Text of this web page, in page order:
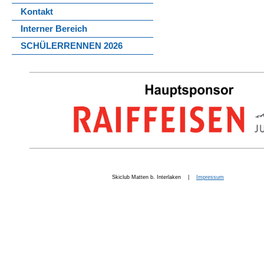
Kontakt
Interner Bereich
SCHÜLERRENNEN 2026
Skiclub Matten b. Interlaken | Impressum